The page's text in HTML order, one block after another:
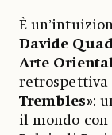
È
Davide
Arte
retrospettiva
Trembles»:
il mondo con